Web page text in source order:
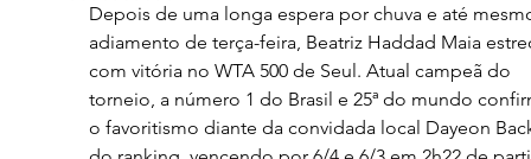
Depois de uma longa espera por chuva e até
adiamento de terça-feira, Beatriz Haddad Maia
com vitória no WTA 500 de Seul. Atual campeã do
torneio, a número 1 do Brasil e 25ª do mundo
o favoritismo diante da convidada local Dayeon